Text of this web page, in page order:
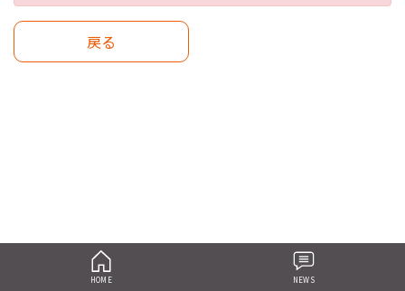
戻る
HOME NEWS